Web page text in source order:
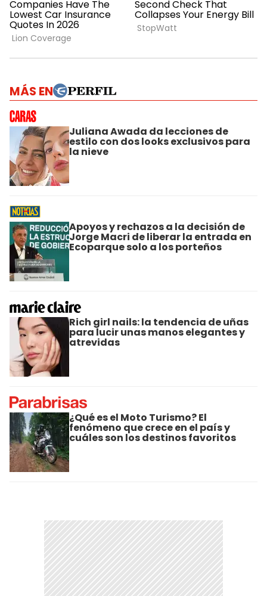
MÁS EN
Juliana Awada da lecciones de
estilo con dos looks exclusivos para
la nieve
Apoyos y rechazos a la decisión de
Jorge Macri de liberar la entrada en
Ecoparque solo a los porteños
Rich girl nails: la tendencia de uñas
para lucir unas manos elegantes y
atrevidas
¿Qué es el Moto Turismo? El
fenómeno que crece en el país y
cuáles son los destinos favoritos